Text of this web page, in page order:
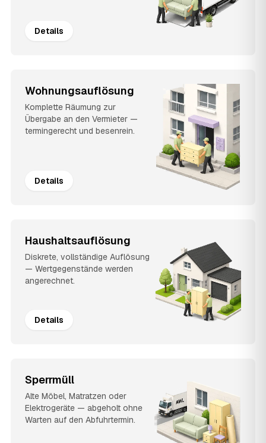
Details
Wohnungsauflösung
Komplette Räumung zur
Übergabe an den Vermieter —
termingerecht und besenrein.
Details
Haushaltsauflösung
Diskrete, vollständige Auflösung
— Wertgegenstände werden
angerechnet.
Details
Sperrmüll
Alte Möbel, Matratzen oder
Elektrogeräte — abgeholt ohne
Warten auf den Abfuhrtermin.